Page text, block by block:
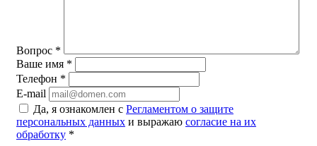
Вопрос *
Ваше имя *
Телефон *
E-mail
Да, я ознакомлен с Регламентом о защите
персональных данных и выражаю согласие на их
обработку *